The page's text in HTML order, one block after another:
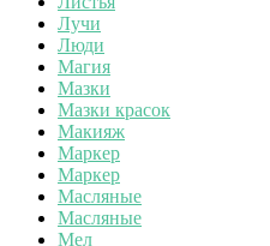
Лучи
Люди
Магия
Мазки
Мазки красок
Макияж
Маркер
Маркер
Масляные
Масляные
Мел